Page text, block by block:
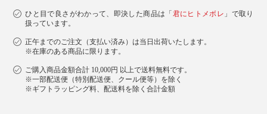
ひと目で良さがわかって、即決した商品は「君にヒトメボレ 」で取り
扱っています。
正午までのご注文（支払い済み）は当日出荷いたします。
※在庫のある商品に限ります。
ご購入商品金額合計 10,000円 以上で送料無料です。
※一部配送便（特別配送便、クール便等）を除く
※ギフトラッピング料、配送料を除く合計金額